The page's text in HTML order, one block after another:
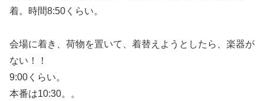
着。時間8:50くらい。
会場に着き、荷物を置いて、着替えようとしたら、楽器が
ない！！
9:00くらい。
本番は10:30。。